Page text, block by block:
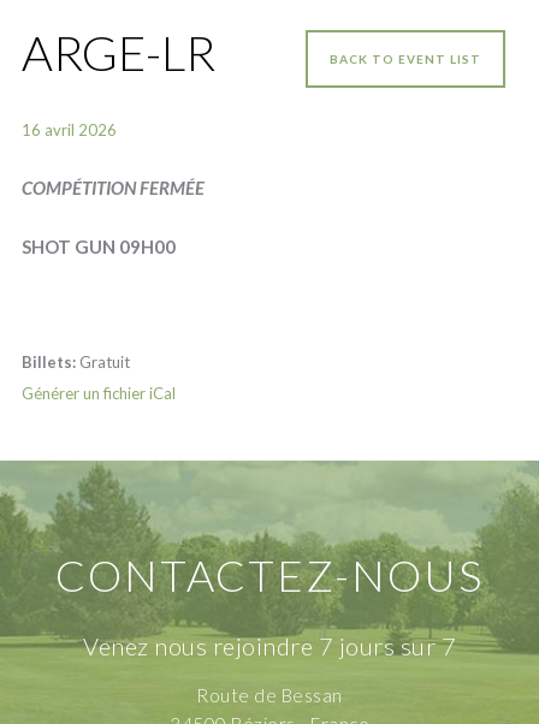
BACK TO EVENT LIST
ARGE-LR
16 avril 2026
COMPÉTITION FERMÉE
SHOT GUN 09H00
Billets: Gratuit
Générer un fichier iCal
CONTACTEZ-NOUS
Venez nous rejoindre 7 jours sur 7
Route de Bessan